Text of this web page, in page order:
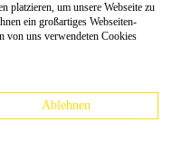
angegeben.
GmbH
3430 Tulln
webgate.ec.europa.eu/odr
platzieren, um unsere Webseite zu
ein großartiges Webseiten-
von uns verwendeten Cookies
Ablehnen